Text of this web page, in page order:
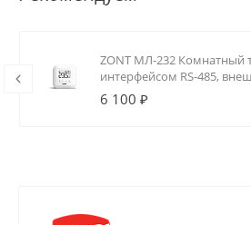
ZONT МЛ-232 Комнатный
интерфейсом RS-485,
и реле (0.5А)
6 100 ₽